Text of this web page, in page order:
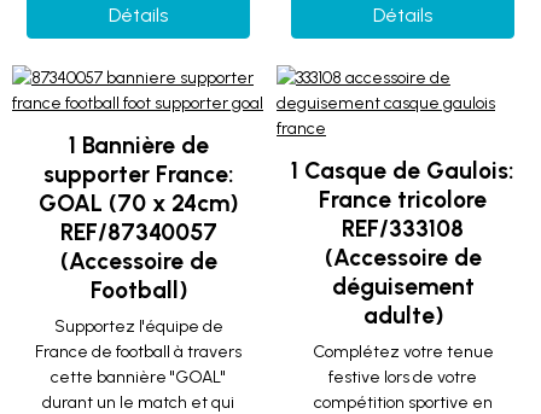
Détails Détails
1 Bannière de
supporter France:
GOAL (70 x 24cm)
REF/87340057
(Accessoire de
Football)
Supportez l'équipe de
France de football à travers
cette bannière "GOAL"
durant un le match et qui
1 Casque de Gaulois:
France tricolore
REF/333108
(Accessoire de
déguisement
adulte)
Complétez votre tenue
festive lors de votre
compétition sportive en